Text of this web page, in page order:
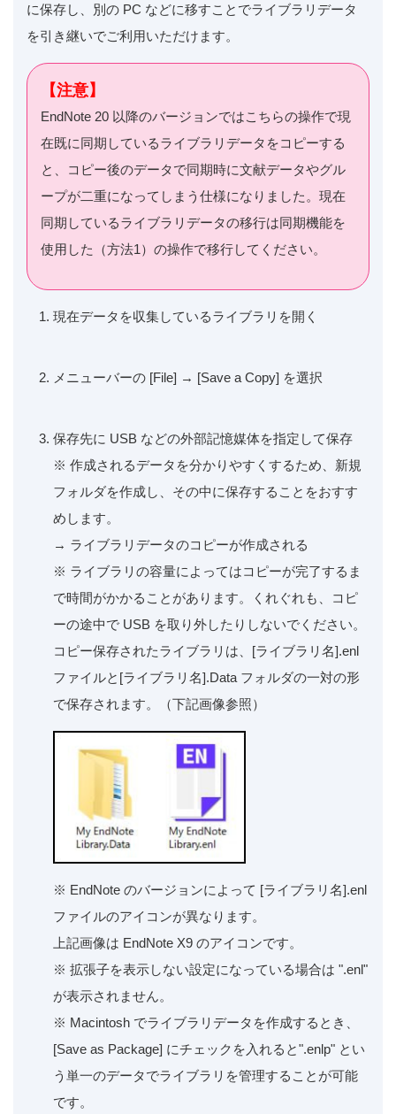
に保存し、別の PC などに移すことでライブラリデータ
を引き継いでご利用いただけます。
【注意】
EndNote 20 以降のバージョンではこちらの操作で現
在既に同期しているライブラリデータをコピーする
と、コピー後のデータで同期時に文献データやグル
ープが二重になってしまう仕様になりました。現在
同期しているライブラリデータの移行は同期機能を
使用した（方法1）の操作で移行してください。
現在データを収集しているライブラリを開く
メニューバーの [File] → [Save a Copy] を選択
保存先に USB などの外部記憶媒体を指定して保存
※ 作成されるデータを分かりやすくするため、新規
フォルダを作成し、その中に保存することをおすす
めします。
→ ライブラリデータのコピーが作成される
※ ライブラリの容量によってはコピーが完了するま
で時間がかかることがあります。くれぐれも、コピ
ーの途中で USB を取り外したりしないでください。
コピー保存されたライブラリは、[ライブラリ名].enl
ファイルと[ライブラリ名].Data フォルダの一対の形
で保存されます。（下記画像参照）
※ EndNote のバージョンによって [ライブラリ名].enl
ファイルのアイコンが異なります。
上記画像は EndNote X9 のアイコンです。
※ 拡張子を表示しない設定になっている場合は ".enl"
が表示されません。
※ Macintosh でライブラリデータを作成するとき、
[Save as Package] にチェックを入れると".enlp" とい
う単一のデータでライブラリを管理することが可能
です。